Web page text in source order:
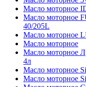
Масло моторное
Масло моторное
40/205L
Масло моторное
Масло моторное
Масло моторное
4л
Масло моторное
Масло моторное